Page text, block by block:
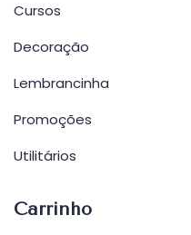
Cursos
Decoração
Lembrancinha
Promoções
Utilitários
Carrinho